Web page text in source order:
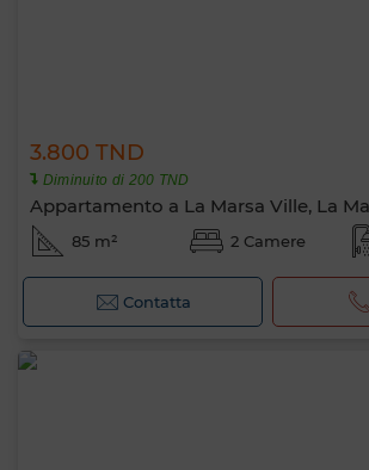
3.800 TND
Diminuito di 200 TND
Appartamento a La Marsa Ville, La
85 m² 2 Camere
Contatta